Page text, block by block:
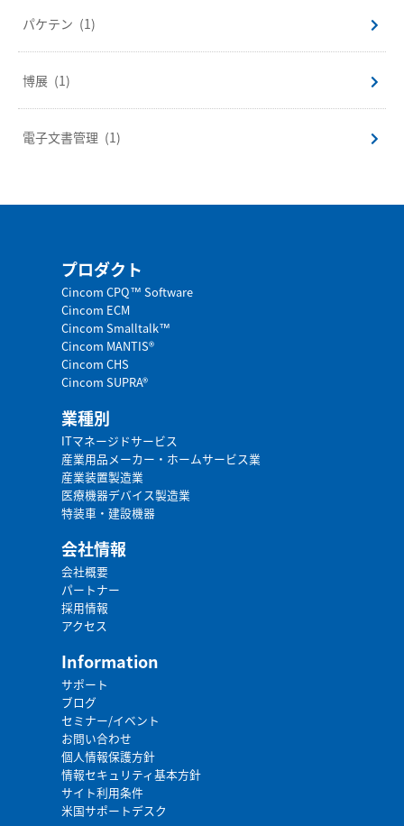
パケテン (1)
博展 (1)
電子文書管理 (1)
プロダクト
Cincom CPQ™ Software
Cincom ECM
Cincom Smalltalk™
Cincom MANTIS®
Cincom CHS
Cincom SUPRA®
業種別
ITマネージドサービス
産業用品メーカー・ホームサービス業
産業装置製造業
医療機器デバイス製造業
特装車・建設機器
会社情報
会社概要
パートナー
採用情報
アクセス
Information
サポート
ブログ
セミナー/イベント
お問い合わせ
個人情報保護方針
情報セキュリティ基本方針
サイト利用条件
米国サポートデスク